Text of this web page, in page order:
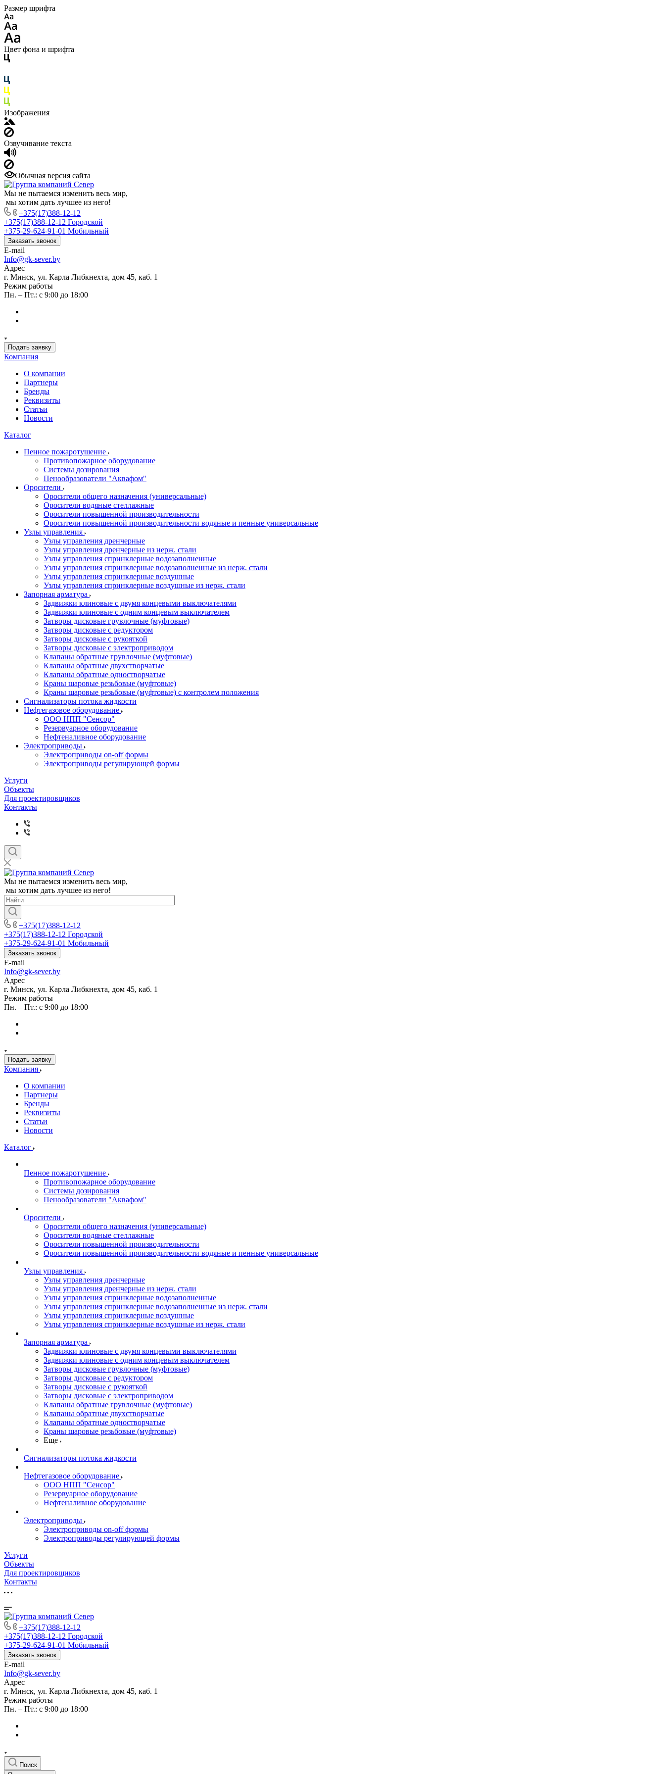
Размер шрифта
Цвет фона и шрифта
Изображения
Озвучивание текста
Обычная версия сайта
Мы не пытаемся изменить весь мир,
мы хотим дать лучшее из него!
+375(17)388-12-12
+375(17)388-12-12 Городской
+375-29-624-91-01 Мобильный
Заказать звонок
E-mail
Info@gk-sever.by
Адрес
г. Минск, ул. Карла Либкнехта, дом 45, каб. 1
Режим работы
Пн. – Пт.: с 9:00 до 18:00
Подать заявку
Компания
О компании
Партнеры
Бренды
Реквизиты
Статьи
Новости
Каталог
Пенное пожаротушение
Противопожарное оборудование
Системы дозирования
Пенообразователи "Аквафом"
Оросители
Оросители oбщего назначения (универсальные)
Оросители водяные стеллажные
Оросители повышенной производительности
Оросители повышенной производительности водяные и пенные универсальные
Узлы управления
Узлы управления дренчерные
Узлы управления дренчерные из нерж. стали
Узлы управления спринклерные водозаполненные
Узлы управления спринклерные водозаполненные из нерж. стали
Узлы управления спринклерные воздушные
Узлы управления спринклерные воздушные из нерж. стали
Запорная арматура
Задвижки клиновые с двумя концевыми выключателями
Задвижки клиновые с одним концевым выключателем
Затворы дисковые грувлочные (муфтовые)
Затворы дисковые с редуктором
Затворы дисковые с рукояткой
Затворы дисковые с электроприводом
Клапаны обратные грувлочные (муфтовые)
Клапаны обратные двухстворчатые
Клапаны обратные одностворчатые
Краны шаровые резьбовые (муфтовые)
Краны шаровые резьбовые (муфтовые) с контролем положения
Сигнализаторы потока жидкости
Нефтегазовое оборудование
ООО НПП "Сенсор"
Резервуарное оборудование
Нефтеналивное оборудование
Электроприводы
Электроприводы on-off формы
Электроприводы регулирующей формы
Услуги
Объекты
Для проектировщиков
Контакты
Мы не пытаемся изменить весь мир,
мы хотим дать лучшее из него!
+375(17)388-12-12
+375(17)388-12-12 Городской
+375-29-624-91-01 Мобильный
Заказать звонок
E-mail
Info@gk-sever.by
Адрес
г. Минск, ул. Карла Либкнехта, дом 45, каб. 1
Режим работы
Пн. – Пт.: с 9:00 до 18:00
Подать заявку
Компания
О компании
Партнеры
Бренды
Реквизиты
Статьи
Новости
Каталог
Пенное пожаротушение
Противопожарное оборудование
Системы дозирования
Пенообразователи "Аквафом"
Оросители
Оросители oбщего назначения (универсальные)
Оросители водяные стеллажные
Оросители повышенной производительности
Оросители повышенной производительности водяные и пенные универсальные
Узлы управления
Узлы управления дренчерные
Узлы управления дренчерные из нерж. стали
Узлы управления спринклерные водозаполненные
Узлы управления спринклерные водозаполненные из нерж. стали
Узлы управления спринклерные воздушные
Узлы управления спринклерные воздушные из нерж. стали
Запорная арматура
Задвижки клиновые с двумя концевыми выключателями
Задвижки клиновые с одним концевым выключателем
Затворы дисковые грувлочные (муфтовые)
Затворы дисковые с редуктором
Затворы дисковые с рукояткой
Затворы дисковые с электроприводом
Клапаны обратные грувлочные (муфтовые)
Клапаны обратные двухстворчатые
Клапаны обратные одностворчатые
Краны шаровые резьбовые (муфтовые)
Еще
Сигнализаторы потока жидкости
Нефтегазовое оборудование
ООО НПП "Сенсор"
Резервуарное оборудование
Нефтеналивное оборудование
Электроприводы
Электроприводы on-off формы
Электроприводы регулирующей формы
Услуги
Объекты
Для проектировщиков
Контакты
+375(17)388-12-12
+375(17)388-12-12 Городской
+375-29-624-91-01 Мобильный
Заказать звонок
E-mail
Info@gk-sever.by
Адрес
г. Минск, ул. Карла Либкнехта, дом 45, каб. 1
Режим работы
Пн. – Пт.: с 9:00 до 18:00
Поиск